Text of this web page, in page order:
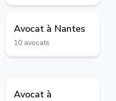
Avocat à Nantes
10 avocats
Avocat à